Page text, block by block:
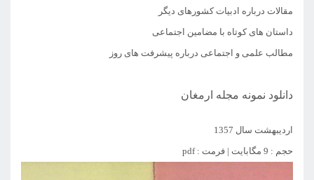
مقالات درباره ادبیات کشورهای دیگر
داستان های کوتاه با مضامین اجتماعی
مطالب علمی و اجتماعی درباره پیشرفت های روز
دانلود نمونه مجله ارمغان
اردیبهشت سال 1357
حجم : 9 مگابایت | فرمت : pdf